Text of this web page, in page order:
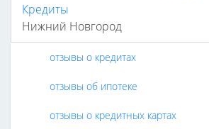
Кредиты
Нижний Новгород
отзывы о кредитах
отзывы об ипотеке
отзывы о кредитных картах